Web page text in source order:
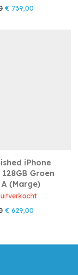
Oorspronkelijke prijs
€ 739,00
iPhone
128GB Groen
(Marge)
Oorspronkelijke prijs
€ 629,00